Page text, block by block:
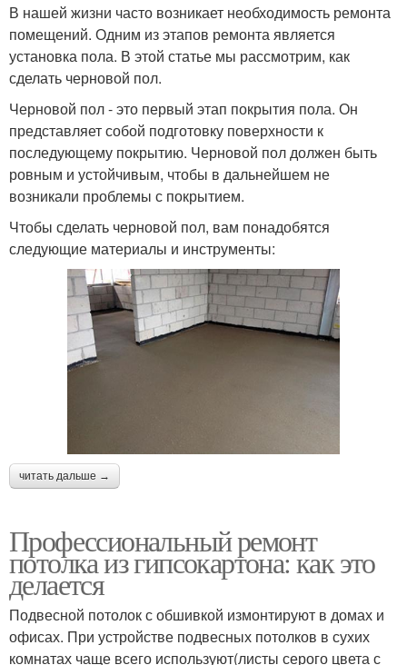
В нашей жизни часто возникает необходимость ремонта
помещений. Одним из этапов ремонта является
установка пола. В этой статье мы рассмотрим, как
сделать черновой пол.
Черновой пол - это первый этап покрытия пола. Он
представляет собой подготовку поверхности к
последующему покрытию. Черновой пол должен быть
ровным и устойчивым, чтобы в дальнейшем не
возникали проблемы с покрытием.
Чтобы сделать черновой пол, вам понадобятся
следующие материалы и инструменты:
читать дальше →
Профессиональный ремонт
потолка из гипсокартона: как это
делается
Подвесной потолок с обшивкой измонтируют в домах и
офисах. При устройстве подвесных потолков в сухих
комнатах чаще всего используют(листы серого цвета с